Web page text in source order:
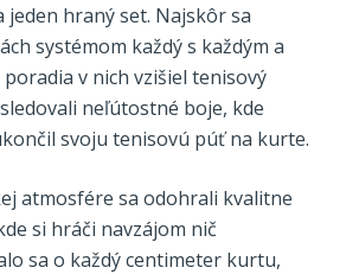
jeden hraný set. Najskôr sa
systémom každý s každým a
v nich vzišiel tenisový
neľútostné boje, kde
svoju tenisovú púť na kurte.
atmosfére sa odohrali kvalitne
si hráči navzájom nič
sa o každý centimeter kurtu,